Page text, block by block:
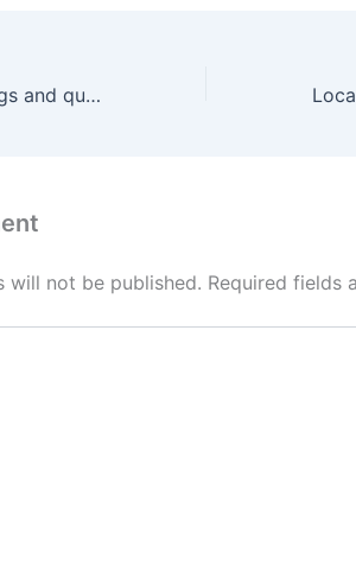
The lost treasure of kings and queens of Golden Kingdom
will not be published. Required fields